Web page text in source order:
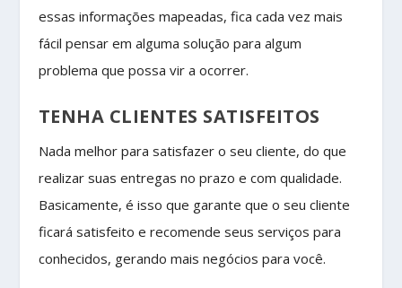
essas informações mapeadas, fica cada vez mais
fácil pensar em alguma solução para algum
problema que possa vir a ocorrer.
TENHA CLIENTES SATISFEITOS
Nada melhor para satisfazer o seu cliente, do que
realizar suas entregas no prazo e com qualidade.
Basicamente, é isso que garante que o seu cliente
ficará satisfeito e recomende seus serviços para
conhecidos, gerando mais negócios para você.